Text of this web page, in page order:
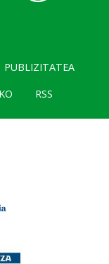
PUBLIZITATEA
RSS